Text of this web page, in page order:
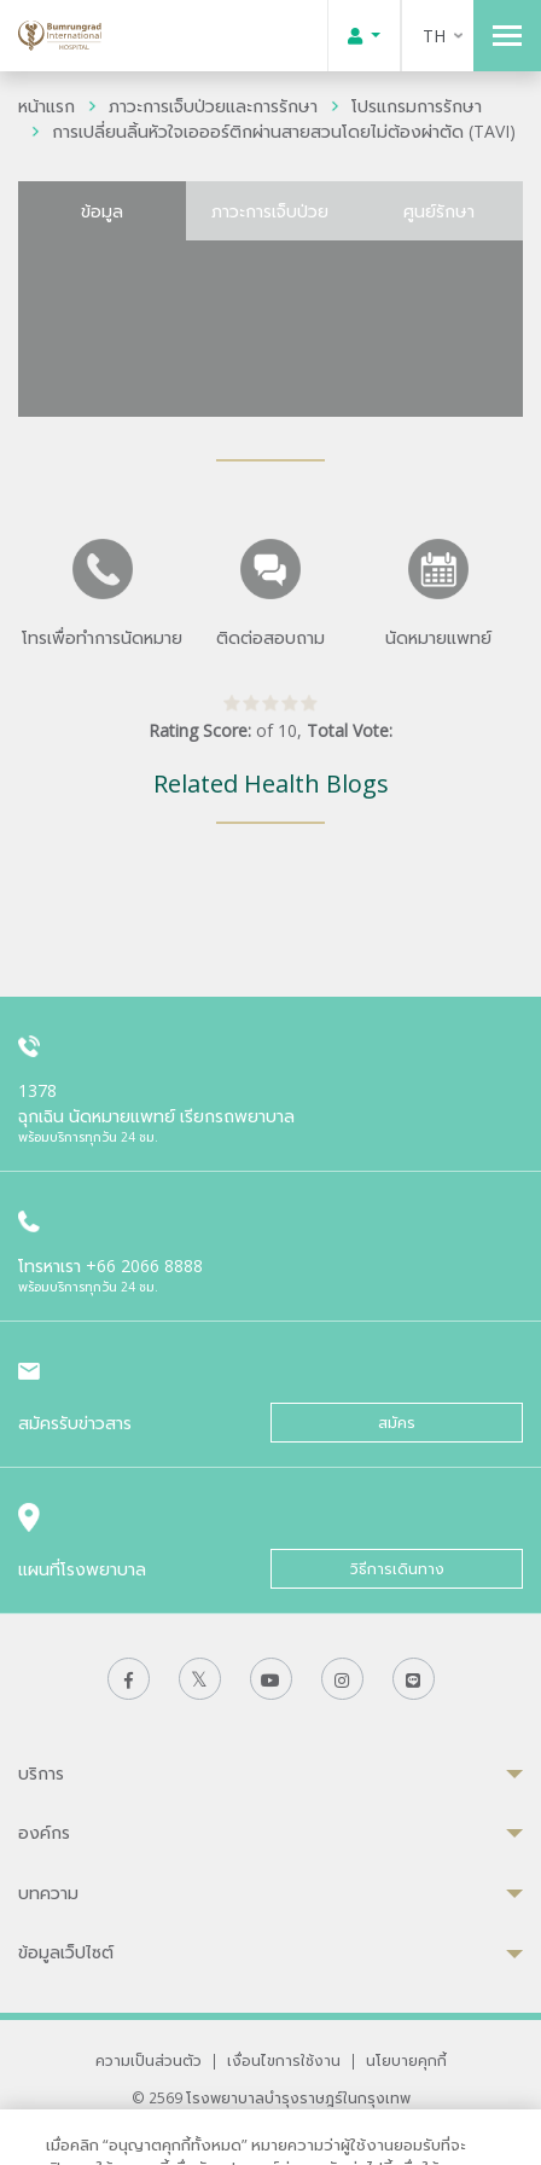
TH
หน้าแรก ภาวะการเจ็บป่วยและการรักษา
โปรแกรมการรักษา
การเปลี่ยนลิ้นหัวใจเอออร์ติกผ่านสายสวนโดยไม่ต้องผ่าตัด (TAVI)
ข้อมูล ภาวะการเจ็บป่วย ศูนย์รักษา
โทรเพื่อทำการนัดหมาย ติดต่อสอบถาม นัดหมายแพทย์
Rating Score: of 10, Total Vote:
Related Health Blogs
1378
ฉุกเฉิน นัดหมายแพทย์ เรียกรถพยาบาล
พร้อมบริการทุกวัน 24 ชม.
โทรหาเรา +66 2066 8888
พร้อมบริการทุกวัน 24 ชม.
สมัครรับข่าวสาร สมัคร
แผนที่โรงพยาบาล วิธีการเดินทาง
บริการ
องค์กร
บทความ
ข้อมูลเว็ปไซต์
ความเป็นส่วนตัว | เงื่อนไขการใช้งาน |
นโยบายคุกกี้
© 2569 โรงพยาบาลบำรุงราษฎร์ในกรุงเทพ
เมื่อคลิก “อนุญาตคุกกี้ทั้งหมด” หมายความว่าผู้ใช้งานยอมรับที่จะ